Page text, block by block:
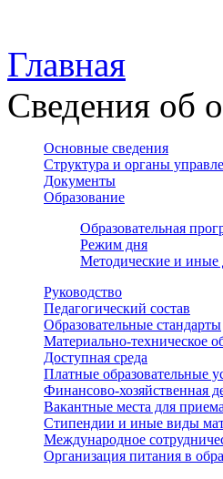
Главная
Сведения об
Основные сведения
Структура и органы
Документы
Образование
Образовательная
Режим дня
Методические и иные
Руководство
Педагогический состав
Образовательные стандарты
Материально-техническое
Доступная среда
Платные образовательные
Финансово-хозяйственная
Вакантные места для
Стипендии и иные виды
Международное
Организация питания в